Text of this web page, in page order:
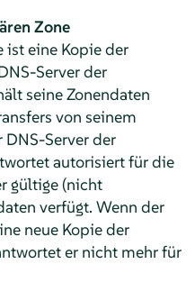
Zone
ist eine Kopie der
Server der
seine Zonendaten
von seinem
DNS-Server der
autorisiert für die
gültige (nicht
verfügt. Wenn der
neue Kopie der
er nicht mehr für